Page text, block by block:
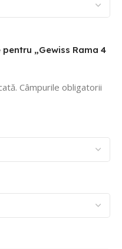
„Gewiss Rama 4
Câmpurile obligatorii